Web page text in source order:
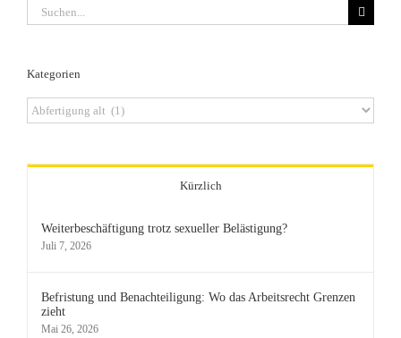
Suche
nach:
Kategorien
Kategorien
Kürzlich
Weiterbeschäftigung trotz sexueller Belästigung?
Juli 7, 2026
Befristung und Benachteiligung: Wo das Arbeitsrecht Grenzen
zieht
Mai 26, 2026